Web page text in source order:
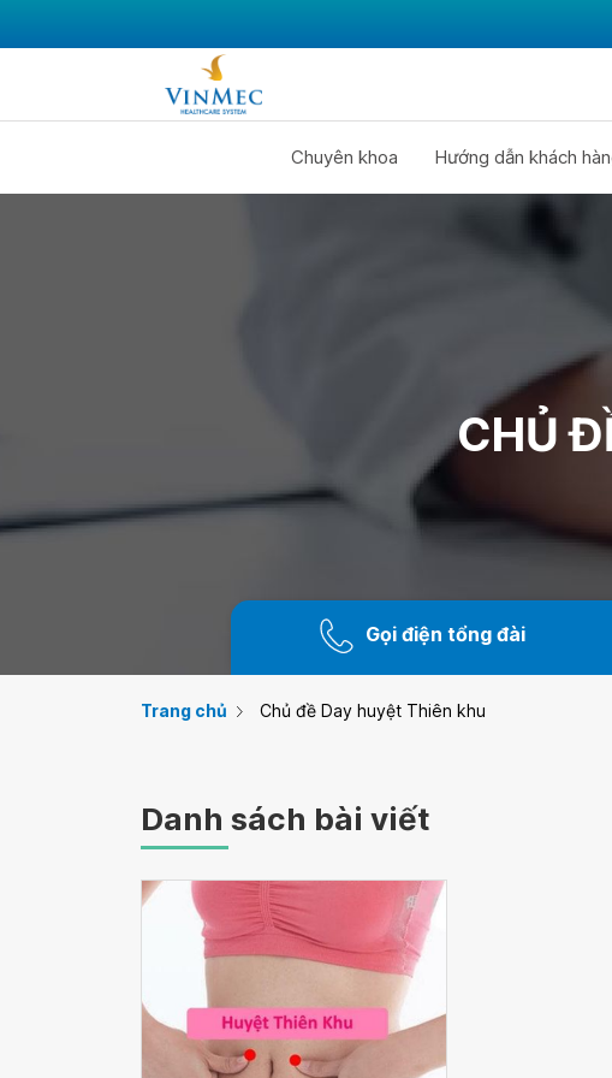
Chuyên khoa Hướng dẫn khách
CHỦ
Gọi điện tổng đài
Trang chủ Chủ đề Day huyệt Thiên khu
Danh sách bài viết